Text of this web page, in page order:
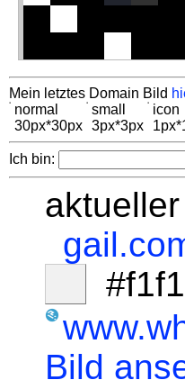
Mein letztes Domain Bild
normal
30px*30px
small
3px*3px
icon
Ich bin:
Bild